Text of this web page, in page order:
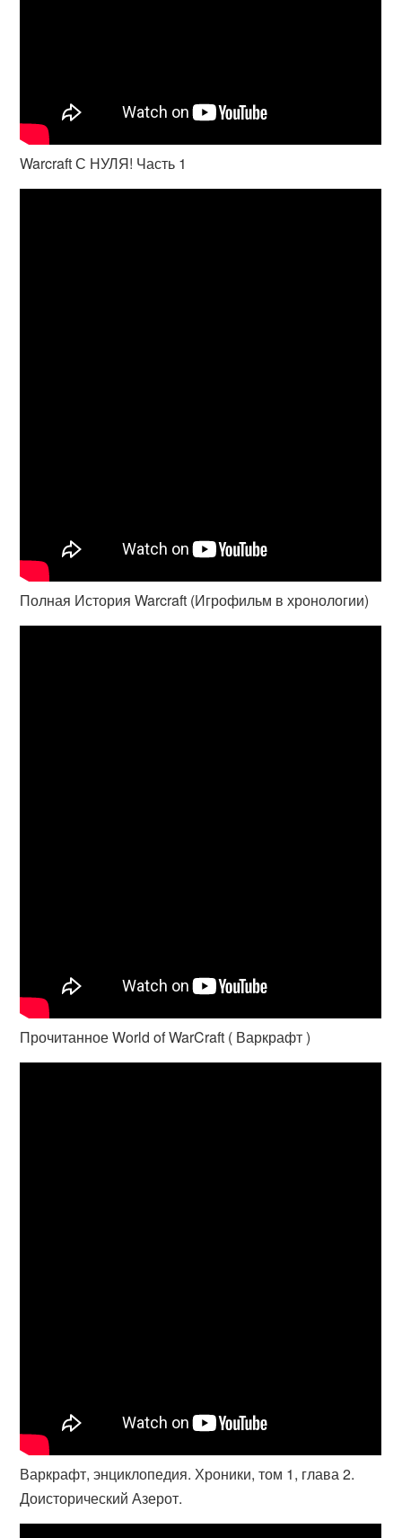
Warcraft С НУЛЯ! Часть 1
Полная История Warcraft (Игрофильм в хронологии)
Прочитанное World of WarCraft ( Варкрафт )
Варкрафт, энциклопедия. Хроники, том 1, глава 2.
Доисторический Азерот.